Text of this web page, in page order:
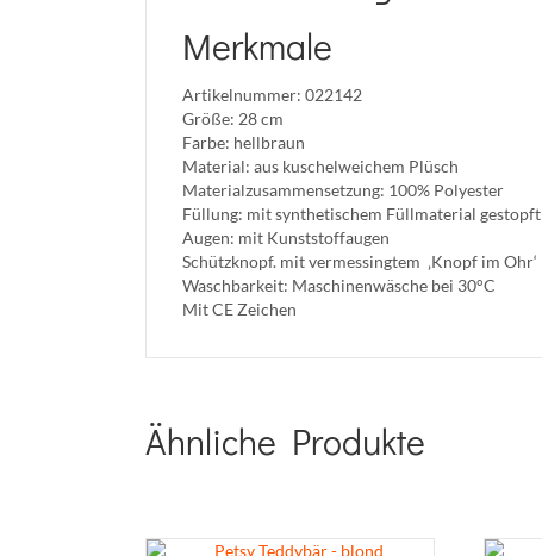
Merkmale
Artikelnummer: 022142
Größe: 28 cm
Farbe: hellbraun
Material: aus kuschelweichem Plüsch
Materialzusammensetzung: 100% Polyester
Füllung: mit synthetischem Füllmaterial gestopft
Augen: mit Kunststoffaugen
Schützknopf. mit vermessingtem ‚Knopf im Ohr‘
Waschbarkeit: Maschinenwäsche bei 30°C
Mit CE Zeichen
Ähnliche Produkte